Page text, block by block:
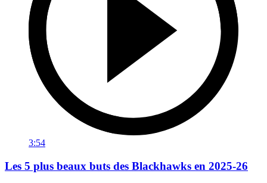
3:54
Les 5 plus beaux buts des Blackhawks en 2025-26